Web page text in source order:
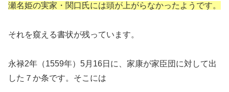
瀬名姫の実家・関口氏には頭が上がらなかったようです。
それを窺える書状が残っています。
永禄2年（1559年）5月16日に、家康が家臣団に対して出
した７か条です。そこには